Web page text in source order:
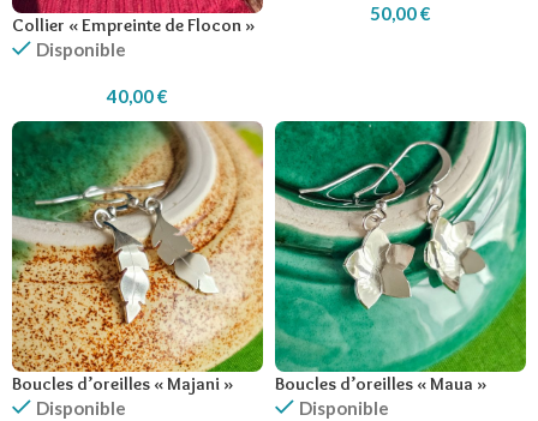
Collier « Empreinte de Flocon »
Disponible
40,00€
50,00€
Boucles d’oreilles « Majani »
Disponible
Boucles d’oreilles « Maua »
Disponible